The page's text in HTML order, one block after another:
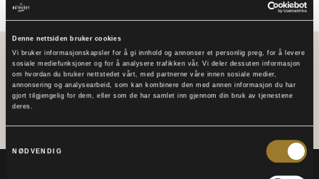
Denne nettsiden bruker cookies
Vi bruker informasjonskapsler for å gi innhold og annonser et personlig preg, for å levere
sosiale mediefunksjoner og for å analysere trafikken vår. Vi deler dessuten informasjon
om hvordan du bruker nettstedet vårt, med partnerne våre innen sosiale medier,
annonsering og analysearbeid, som kan kombinere den med annen informasjon du har
gjort tilgjengelig for dem, eller som de har samlet inn gjennom din bruk av tjenestene
deres.
NØDVENDIG
1